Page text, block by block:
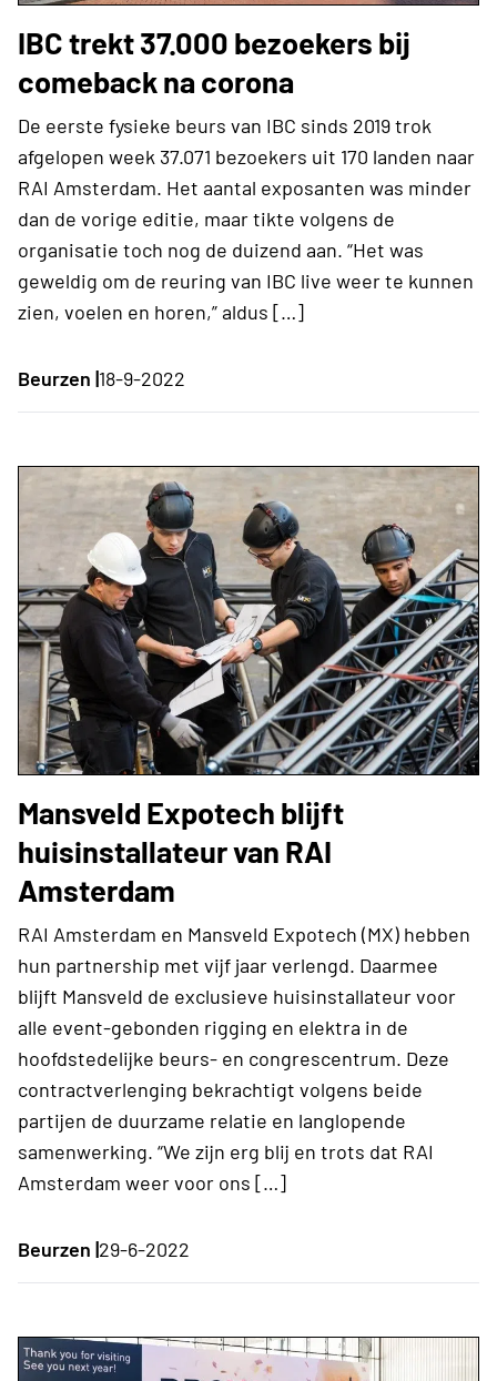
IBC trekt 37.000 bezoekers bij
comeback na corona
De eerste fysieke beurs van IBC sinds 2019 trok
afgelopen week 37.071 bezoekers uit 170 landen naar
RAI Amsterdam. Het aantal exposanten was minder
dan de vorige editie, maar tikte volgens de
organisatie toch nog de duizend aan. “Het was
geweldig om de reuring van IBC live weer te kunnen
zien, voelen en horen,” aldus […]
Beurzen |18-9-2022
Mansveld Expotech blijft
huisinstallateur van RAI
Amsterdam
RAI Amsterdam en Mansveld Expotech (MX) hebben
hun partnership met vijf jaar verlengd. Daarmee
blijft Mansveld de exclusieve huisinstallateur voor
alle event-gebonden rigging en elektra in de
hoofdstedelijke beurs- en congrescentrum. Deze
contractverlenging bekrachtigt volgens beide
partijen de duurzame relatie en langlopende
samenwerking. “We zijn erg blij en trots dat RAI
Amsterdam weer voor ons […]
Beurzen |29-6-2022